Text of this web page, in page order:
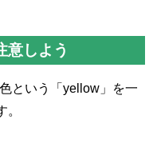
意しよう
という「 yellow 」を一
。